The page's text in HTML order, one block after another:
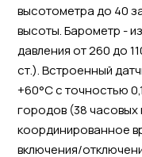
высотометра до 40
высоты. Барометр -
давления от 260 до
ст.). Встроенный
+60°С с точностью
городов (38
координированное
включения/